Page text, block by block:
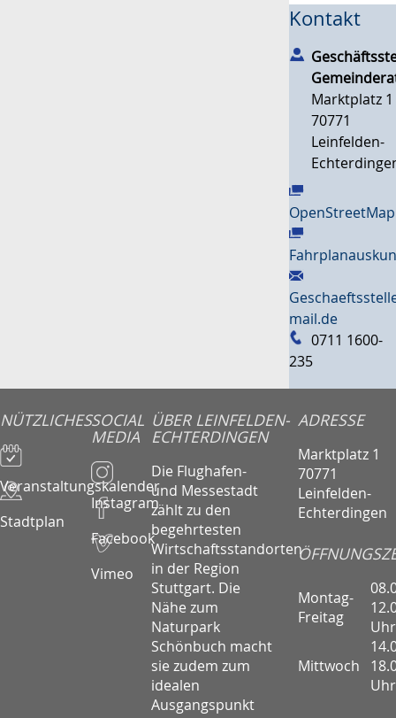
Kontakt
Marktplatz 1
70771
Leinfelden-
OpenStreetMap
mail.de
0711 1600-
235
NÜTZLICHES
Veranstaltungskalender
Stadtplan
SOCIAL
MEDIA
Instagram
Facebook
Vimeo
ÜBER LEINFELDEN-
ECHTERDINGEN
Die Flughafen-
und Messestadt
zählt zu den
begehrtesten
Wirtschaftsstandorten
in der Region
Stuttgart. Die
Nähe zum
Naturpark
Schönbuch macht
sie zudem zum
idealen
Ausgangspunkt
ADRESSE
Marktplatz 1
70771
Leinfelden-
Echterdingen
Montag-
Freitag
Uhr
Mittwoch
Uhr